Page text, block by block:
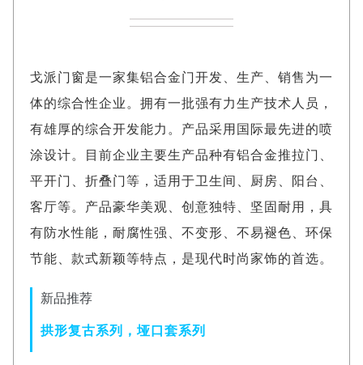
戈派门窗是一家集铝合金门开发、生产、销售为一
体的综合性企业。拥有一批强有力生产技术人员，
有雄厚的综合开发能力。产品采用国际最先进的喷
涂设计。目前企业主要生产品种有铝合金推拉门、
平开门、折叠门等，适用于卫生间、厨房、阳台、
客厅等。产品豪华美观、创意独特、坚固耐用，具
有防水性能，耐腐性强、不变形、不易褪色、环保
节能、款式新颖等特点，是现代时尚家饰的首选。
新品推荐
拱形复古系列，垭口套系列